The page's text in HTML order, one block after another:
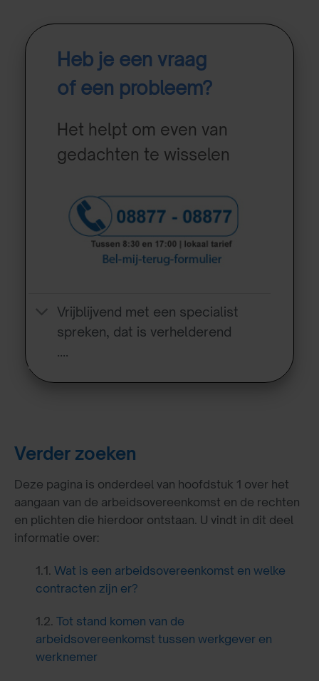
Heb je een vraag
of een probleem?
Het helpt om even van
gedachten te wisselen
Vrijblijvend met een specialist
spreken, dat is verhelderend
….
Verder zoeken
Deze pagina is onderdeel van hoofdstuk 1 over het
aangaan van de arbeidsovereenkomst en de rechten
en plichten die hierdoor ontstaan. U vindt in dit deel
informatie over:
1.1. Wat is een arbeidsovereenkomst en welke
contracten zijn er?
1.2. Tot stand komen van de
arbeidsovereenkomst tussen werkgever en
werknemer